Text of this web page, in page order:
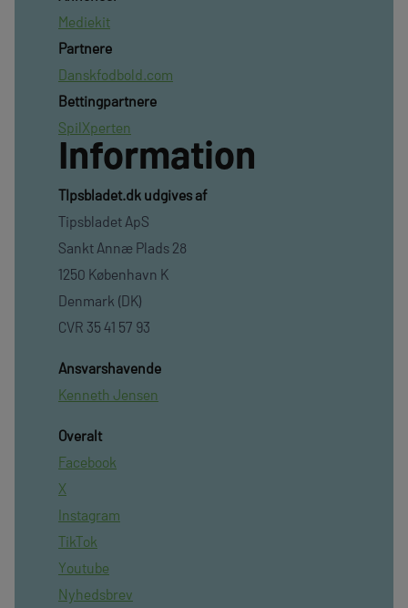
Mediekit
Partnere
Danskfodbold.com
Bettingpartnere
SpilXperten
Information
TIpsbladet.dk udgives af
Tipsbladet ApS
Sankt Annæ Plads 28
1250 København K
Denmark (DK)
CVR 35 41 57 93
Ansvarshavende
Kenneth Jensen
Overalt
Facebook
X
Instagram
TikTok
Youtube
Nyhedsbrev